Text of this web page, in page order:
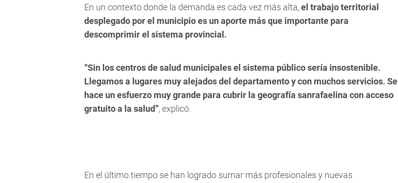
En un contexto donde la demanda es cada vez más alta,el trabajo territorial
desplegado por el municipio es un aporte más que importante para
descomprimir el sistema provincial.
“Sin los centros de salud municipales el sistema público sería insostenible.
Llegamos a lugares muy alejados del departamento y con muchos servicios. Se
hace un esfuerzo muy grande para cubrir la geografía sanrafaelina con acceso
gratuito a la salud”, explicó.
En el último tiempo se han logrado sumar más profesionales y nuevas